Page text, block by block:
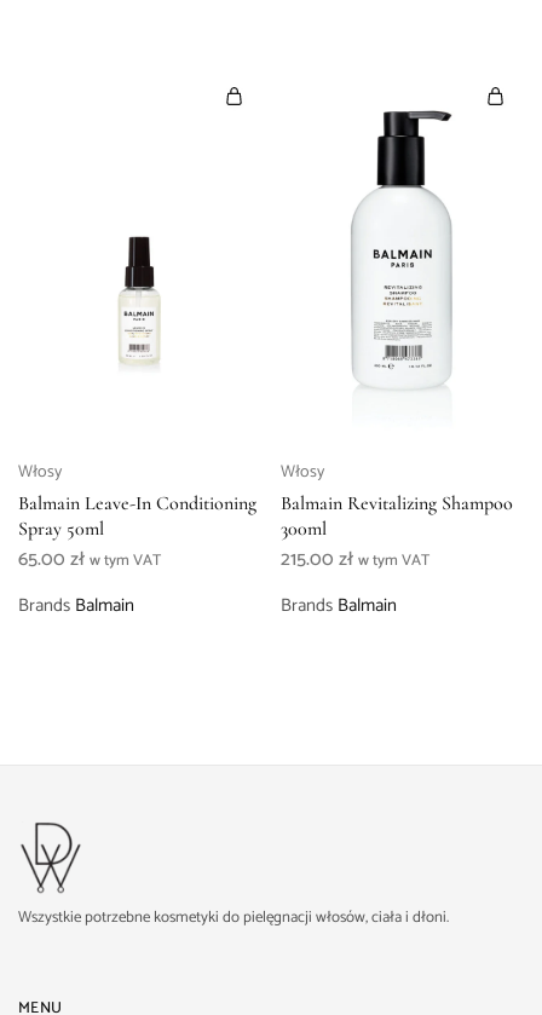
Włosy
Balmain Leave-In Conditioning
Spray 50ml
65.00złw tym VAT
Brands Balmain
Włosy
Balmain Revitalizing Shampoo
300ml
215.00zł w tym VAT
Brands Balmain
Wszystkie potrzebne kosmetyki do pielęgnacji włosów, ciała i dłoni.
MENU